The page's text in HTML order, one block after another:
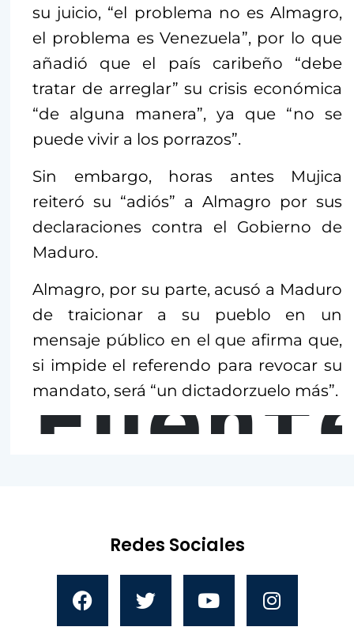
su juicio, “el problema no es Almagro,
el problema es Venezuela”, por lo que
añadió que el país caribeño “debe
tratar de arreglar” su crisis económica
“de alguna manera”, ya que “no se
puede vivir a los porrazos”.
Sin embargo, horas antes Mujica
reiteró su “adiós” a Almagro por sus
declaraciones contra el Gobierno de
Maduro.
Almagro, por su parte, acusó a Maduro
de traicionar a su pueblo en un
mensaje público en el que afirma que,
si impide el referendo para revocar su
mandato, será “un dictadorzuelo más”.
Redes Sociales